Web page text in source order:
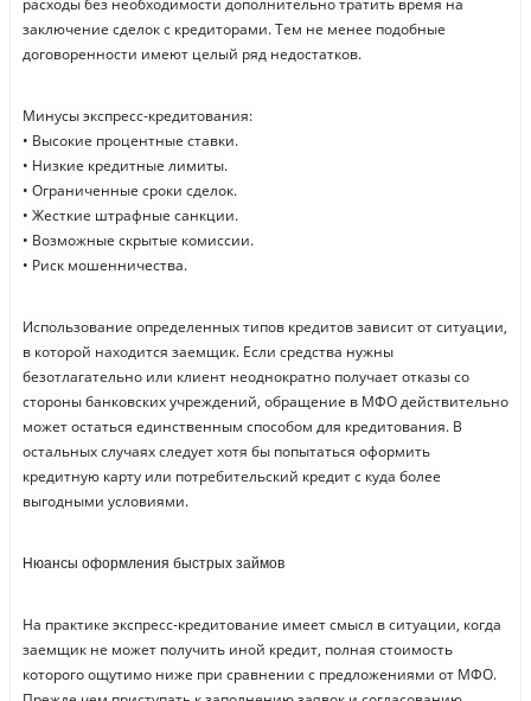
расходы без необходимости дополнительно тратить время на
заключение сделок с кредиторами. Тем не менее подобные
договоренности имеют целый ряд недостатков.
Минусы экспресс-кредитования:
• Высокие процентные ставки.
• Низкие кредитные лимиты.
• Ограниченные сроки сделок.
• Жесткие штрафные санкции.
• Возможные скрытые комиссии.
• Риск мошенничества.
Использование определенных типов кредитов зависит от ситуации,
в которой находится заемщик. Если средства нужны
безотлагательно или клиент неоднократно получает отказы со
стороны банковских учреждений, обращение в МФО действительно
может остаться единственным способом для кредитования. В
остальных случаях следует хотя бы попытаться оформить
кредитную карту или потребительский кредит с куда более
выгодными условиями.
Нюансы оформления быстрых займов
На практике экспресс-кредитование имеет смысл в ситуации, когда
заемщик не может получить иной кредит, полная стоимость
которого ощутимо ниже при сравнении с предложениями от МФО.